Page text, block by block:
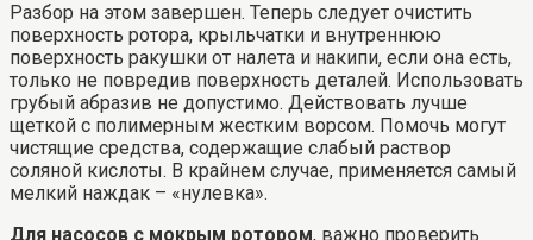
Разбор на этом завершен. Теперь следует очистить
поверхность ротора, крыльчатки и внутреннюю
поверхность ракушки от налета и накипи, если она есть,
только не повредив поверхность деталей. Использовать
грубый абразив не допустимо. Действовать лучше
щеткой с полимерным жестким ворсом. Помочь могут
чистящие средства, содержащие слабый раствор
соляной кислоты. В крайнем случае, применяется самый
мелкий наждак – «нулевка».
Для насосов с мокрым ротором, важно проверить